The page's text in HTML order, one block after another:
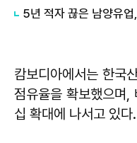
5년 적자 끊은 남양유
캄보디아에서는 한국
점유율을 확보했으며,
십 확대에 나서고 있다.